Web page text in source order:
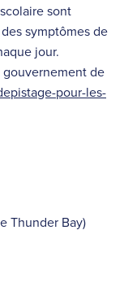
sont
symptômes de
jour.
de
pour-les-
Thunder Bay)